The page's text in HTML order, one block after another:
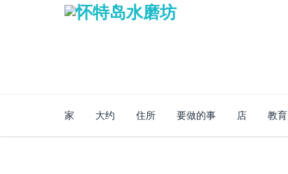
家 大约 住所 要做的事 店 教育